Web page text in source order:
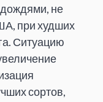
не
при худших
Ситуацию
сортов,